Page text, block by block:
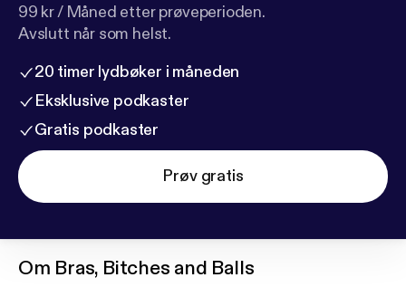
99 kr / Måned etter prøveperioden.
Avslutt når som helst.
20 timer lydbøker i måneden
Eksklusive podkaster
Gratis podkaster
Prøv gratis
Om Bras, Bitches and Balls